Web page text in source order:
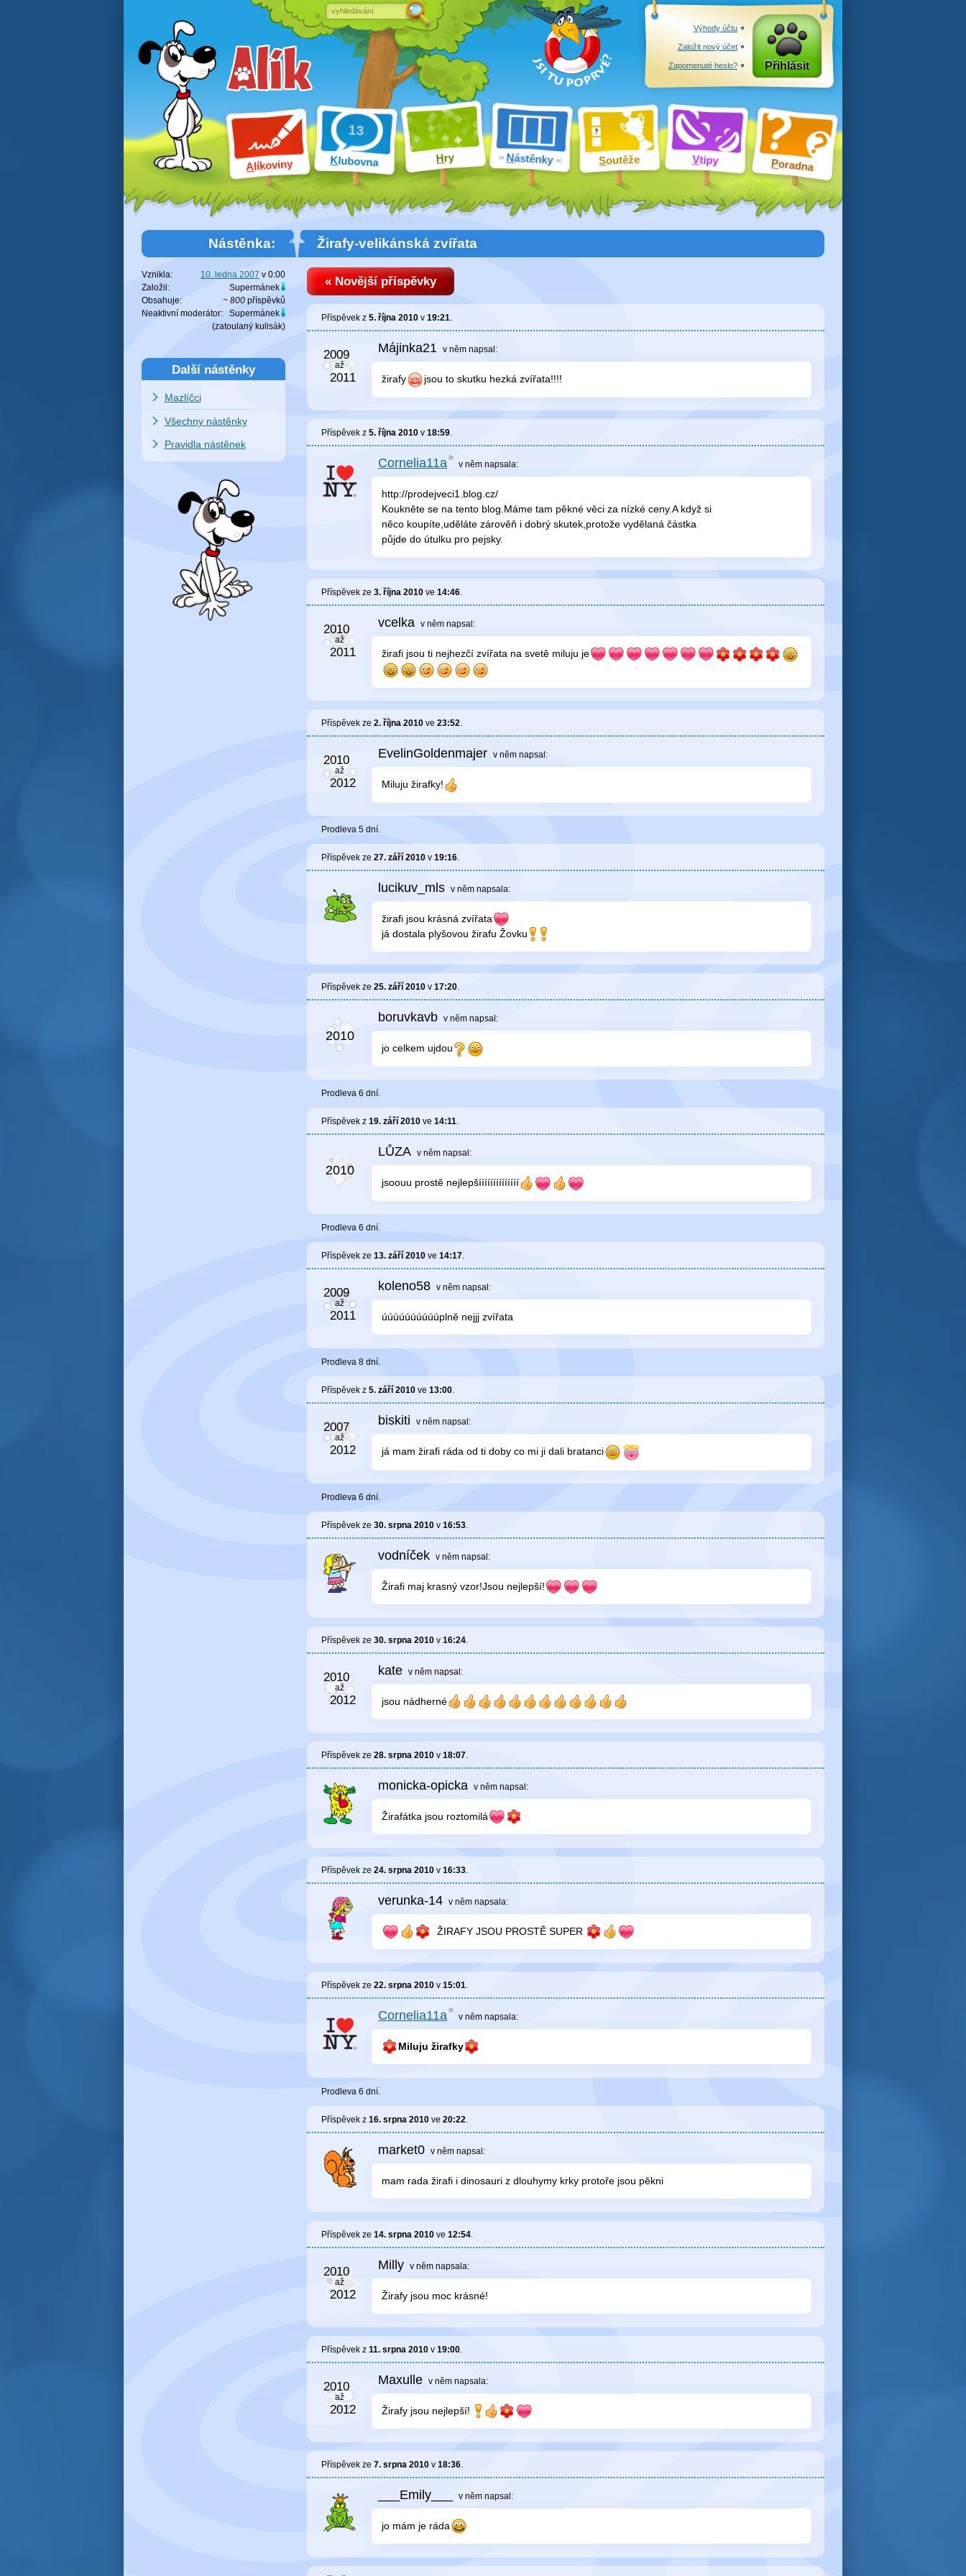
Alíkoviny Klubovna Hry Nástěnky Soutěže Vtipy Poradna
Výhody účtu
Založit nový účet
Zapomenuté heslo? Přihlásit
Žirafy-velikánská zvířata
« Novější příspěvky
Příspěvek z 5. října 2010 v 19:21.
Májinka21 v něm napsal:
žirafy jsou to skutku hezká zvířata!!!!
Příspěvek z 5. října 2010 v 18:59.
Cornelia11a v něm napsala:
http://prodejveci1.blog.cz/
Koukněte se na tento blog.Máme tam pěkné věci za nízké ceny.A když si
něco koupíte,uděláte zárověň i dobrý skutek,protože vydělaná částka
půjde do útulku pro pejsky.
Příspěvek ze 3. října 2010 ve 14:46.
vcelka v něm napsal:
žirafi jsou ti nejhezčí zvířata na svetě miluju je
Příspěvek ze 2. října 2010 ve 23:52
EvelinGoldenmajer v něm napsal:
Miluju žirafky!
Prodleva 5 dní.
Příspěvek ze 27. září 2010 v 19:16
lucikuv_mls v něm napsala:
žirafi jsou krásná zvířata
já dostala plyšovou žirafu Žovku
Příspěvek ze 25. září 2010 v 17:20.
boruvkavb v něm napsal:
jo celkem ujdou
Prodleva 6 dní.
Příspěvek z 19. září 2010 ve 14:11.
LŮZA v něm napsal:
jsoouu prostě nejlepšíííííííííííííí
Prodleva 6 dní.
Příspěvek ze 13. září 2010 ve 14:17.
koleno58 v něm napsal:
úúúúúúúúúúplně nejjj zvířata
Prodleva 8 dní.
Příspěvek z 5. září 2010 ve 13:00.
biskiti v něm napsal:
já mam žirafi ráda od ti doby co mi ji dali bratanci
Prodleva 6 dní.
Příspěvek ze 30. srpna 2010 v 16:53
vodníček v něm napsal:
Žirafi maj krasný vzor!Jsou nejlepší!
Příspěvek ze 30. srpna 2010 v 16:24
kate v něm napsal:
jsou nádherné
Příspěvek ze 28. srpna 2010 v 18:07
monicka-opicka v něm napsal:
Žirafátka jsou roztomilá
Příspěvek ze 24. srpna 2010 v 16:33
verunka-14 v něm napsala:
ŽIRAFY JSOU PROSTĚ SUPER
Příspěvek ze 22. srpna 2010 v 15:01
Cornelia11a v něm napsala:
Miluju žirafky
Prodleva 6 dní.
Příspěvek z 16. srpna 2010 ve 20:22
market0 v něm napsal:
mam rada žirafi i dinosauri z dlouhymy krky protoře jsou pěkni
Příspěvek ze 14. srpna 2010 ve 12:54
Milly v něm napsala:
Žirafy jsou moc krásné!
Příspěvek z 11. srpna 2010 v 19:00
Maxulle v něm napsala:
Žirafy jsou nejlepší!
Příspěvek ze 7. srpna 2010 v 18:36
___Emily___ v něm napsal:
jo mám je ráda
Nástěnka:
Vznikla: 10. ledna 2007 v 0:00
Založil:
Supermánek
Obsahuje:
~ 800 příspěvků
Neaktivní moderátor:
Supermánek
(zatoulaný kulisák)
Další nástěnky
Mazlíčci
Všechny nástěnky
Pravidla nástěnek